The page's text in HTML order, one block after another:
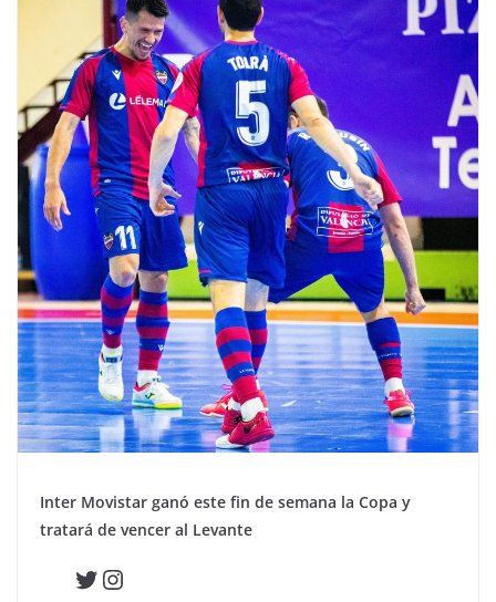
Inter Movistar ganó este fin de semana la Copa y
tratará de vencer al Levante
Twitter
Instagram